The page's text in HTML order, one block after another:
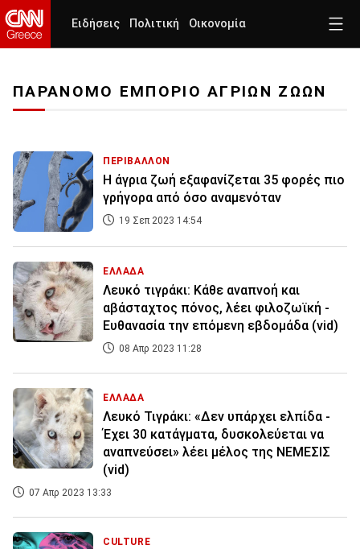
Ειδήσεις Πολιτική Οικονομία
ΠΑΡΑΝΟΜΟ ΕΜΠΟΡΙΟ ΑΓΡΙΩΝ ΖΩΩΝ
ΠΕΡΙΒΑΛΛΟΝ
Η άγρια ζωή εξαφανίζεται 35 φορές πιο
γρήγορα από όσο αναμενόταν
19 Σεπ 2023 14:54
ΕΛΛΑΔΑ
Λευκό τιγράκι: Κάθε αναπνοή και
αβάσταχτος πόνος, λέει φιλοζωϊκή -
Ευθανασία την επόμενη εβδομάδα (vid)
08 Απρ 2023 11:28
ΕΛΛΑΔΑ
Λευκό Τιγράκι: «Δεν υπάρχει ελπίδα -
Έχει 30 κατάγματα, δυσκολεύεται να
αναπνεύσει» λέει μέλος της ΝΕΜΕΣΙΣ
(vid)
07 Απρ 2023 13:33
CULTURE